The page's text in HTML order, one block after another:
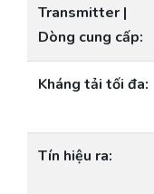
Transmitter |
Dòng cung cấp:
Kháng tải tối đa:
Tín hiệu ra: